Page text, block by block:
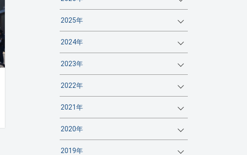
2025年
2024年
2023年
2022年
2021年
2020年
2019年